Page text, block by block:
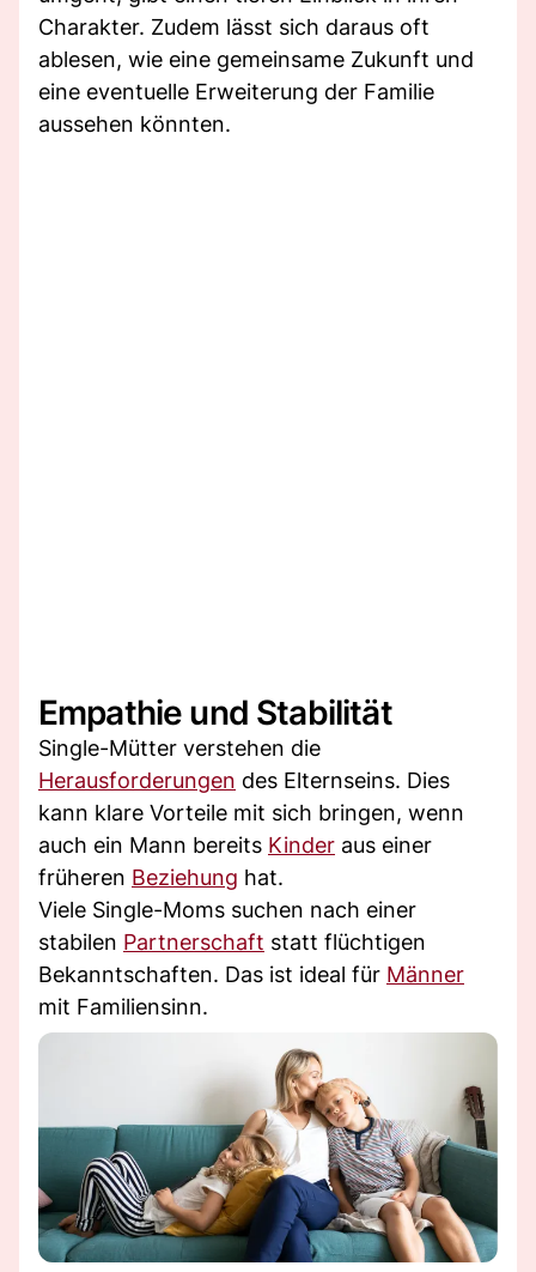
Charakter. Zudem lässt sich daraus oft
ablesen, wie eine gemeinsame Zukunft und
eine eventuelle Erweiterung der Familie
aussehen könnten.
Empathie und Stabilität
Single-Mütter verstehen die
Herausforderungen des Elternseins. Dies
kann klare Vorteile mit sich bringen, wenn
auch ein Mann bereits Kinder aus einer
früheren Beziehung hat.
Viele Single-Moms suchen nach einer
stabilen Partnerschaft statt flüchtigen
Bekanntschaften. Das ist ideal für Männer
mit Familiensinn.